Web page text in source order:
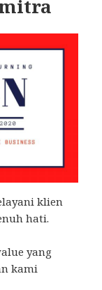
klien
hati.
yang
kami